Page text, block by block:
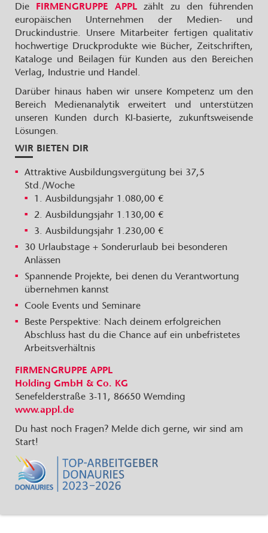
Die FIRMENGRUPPE APPLzählt zu den führenden
europäischen Unternehmen der Medien- und
Druckindustrie. Unsere Mitarbeiter fertigen qualitativ
hochwertige Druckprodukte wie Bücher, Zeitschriften,
Kataloge und Beilagen für Kunden aus den Bereichen
Verlag, Industrie und Handel.
Darüber hinaus haben wir unsere Kompetenz um den
Bereich Medienanalytik erweitert und unterstützen
unseren Kunden durch KI-basierte, zukunftsweisende
Lösungen.
WIR BIETEN DIR
Attraktive Ausbildungsvergütung bei 37,5
Std./Woche
1. Ausbildungsjahr 1.080,00 €
2. Ausbildungsjahr 1.130,00 €
3. Ausbildungsjahr 1.230,00 €
30 Urlaubstage + Sonderurlaub bei besonderen
Anlässen
Spannende Projekte, bei denen du Verantwortung
übernehmen kannst
Coole Events und Seminare
Beste Perspektive: Nach deinem erfolgreichen
Abschluss hast du die Chance auf ein unbefristetes
Arbeitsverhältnis
FIRMENGRUPPE APPL
Holding GmbH & Co. KG
Senefelderstraße 3-11, 86650 Wemding
www.appl.de
Du hast noch Fragen? Melde dich gerne, wir sind am
Start!